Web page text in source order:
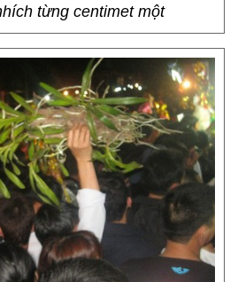
từng centimet một